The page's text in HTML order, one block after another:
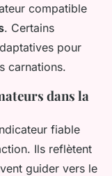
compatible
. Certains
pour
carnations.
dans la
fiable
Ils reflètent
guider vers le